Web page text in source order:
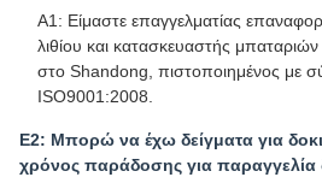
A1: Είμαστε επαγγελματίας
λιθίου και κατασκευαστής
στο Shandong, πιστοποιημένος με
ISO9001:2008.
Ε2: Μπορώ να έχω δείγματα για
χρόνος παράδοσης για παραγγελία